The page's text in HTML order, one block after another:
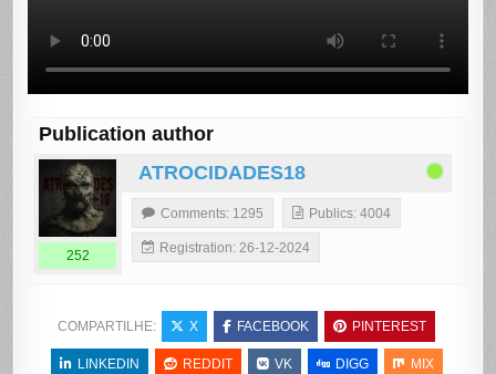
Publication author
ATROCIDADES18
252
Comments: 1295 Publics: 4004
Registration: 26-12-2024
COMPARTILHE: X FACEBOOK PINTEREST
LINKEDIN REDDIT VK DIGG MIX